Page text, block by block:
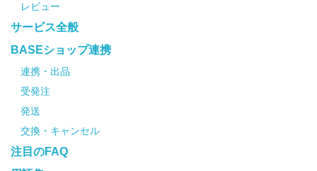
レビュー
サービス全般
BASEショップ連携
連携・出品
受発注
発送
交換・キャンセル
注目のFAQ